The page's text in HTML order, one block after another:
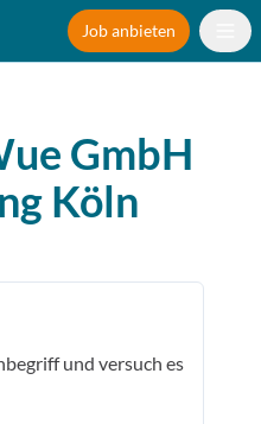
Job anbieten
GmbH
Köln
und versuch es